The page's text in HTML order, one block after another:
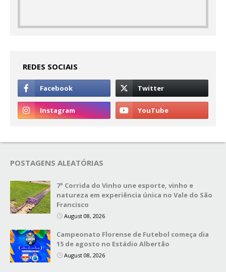
REDES SOCIAIS
POSTAGENS ALEATÓRIAS
7ª Corrida do Vinho une esporte, vinho e
natureza em experiência única no Vale do São
Francisco
August 08, 2026
Campeonato Florense de Futebol começa dia
15 de agosto no Estádio Albertão
August 08, 2026